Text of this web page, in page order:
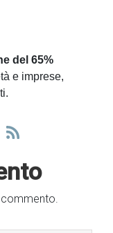
del 65%
e imprese,
commento.